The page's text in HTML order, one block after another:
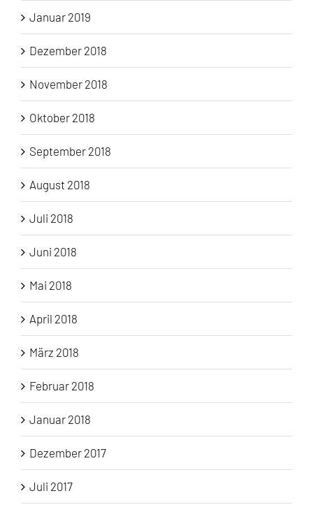
Januar 2019
Dezember 2018
November 2018
Oktober 2018
September 2018
August 2018
Juli 2018
Juni 2018
Mai 2018
April 2018
März 2018
Februar 2018
Januar 2018
Dezember 2017
Juli 2017